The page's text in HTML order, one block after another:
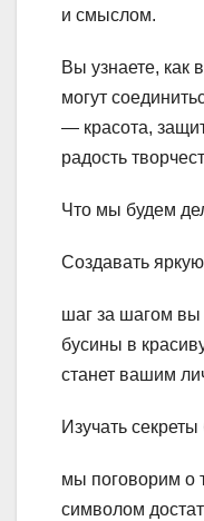
и смыслом.
Вы узнаете, как
могут
— красота,
радость
Что мы будем
Создавать
шаг за шагом вы
бусины в
станет вашим
Изучать
мы поговорим о
символом